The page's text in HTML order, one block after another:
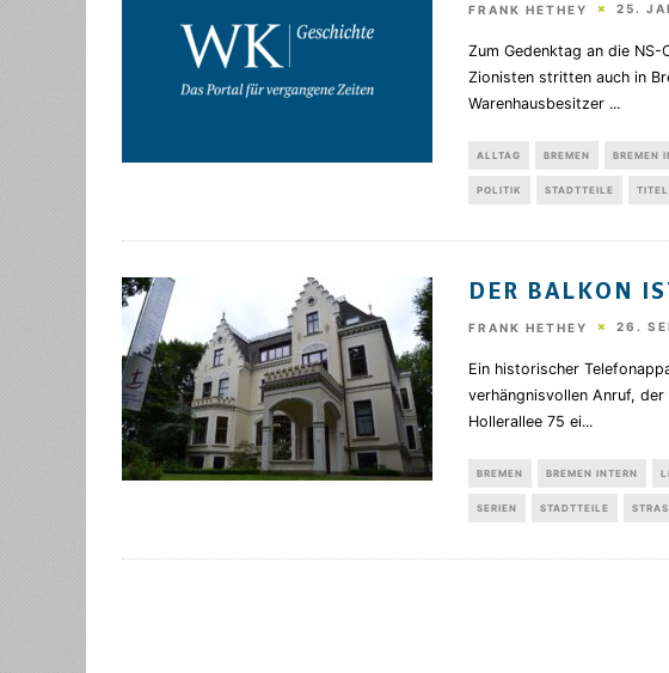
FRANK HETHEY 25.
Zum Gedenktag an die NS-
Zionisten stritten auch in
Warenhausbesitzer ...
ALLTAG BREMEN BREMEN
POLITIK STADTTEILE
DER BALKON
FRANK HETHEY 26.
Ein historischer
verhängnisvollen Anruf,
Hollerallee 75 ei...
BREMEN BREMEN INTERN
SERIEN STADTTEILE